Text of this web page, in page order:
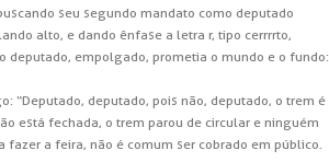
seu segundo mandato como deputado
alto, e dando ênfase a letra r, tipo cerrrrto,
deputado, empolgado, prometia o mundo e o fundo:
“Deputado, deputado, pois não, deputado, o trem é
está fechada, o trem parou de circular e ninguém
fazer a feira, não é comum ser cobrado em público.